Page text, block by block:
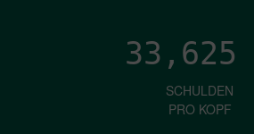
33,625
SCHULDEN
PRO KOPF